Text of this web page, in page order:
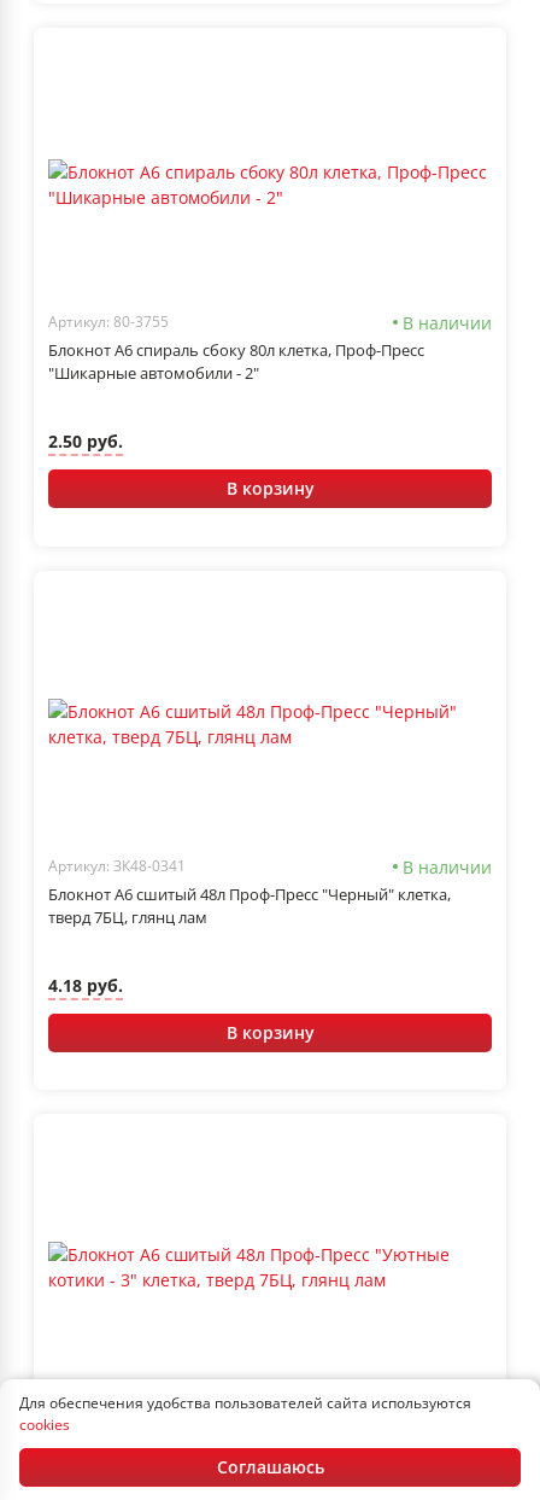
Артикул: 80-3755 В наличии
Блокнот А6 спираль сбоку 80л клетка, Проф-Пресс
"Шикарные автомобили - 2"
2.50 руб.
В корзину
Артикул: ЗК48-0341 В наличии
Блокнот А6 сшитый 48л Проф-Пресс "Черный" клетка,
тверд 7БЦ, глянц лам
4.18 руб.
В корзину
Артикул: 48-9513 В наличии
Блокнот А6 сшитый 48л Проф-Пресс "Уютные котики - 3"
клетка, тверд 7БЦ, глянц лам
Для обеспечения удобства пользователей сайта используются
cookies
Соглашаюсь